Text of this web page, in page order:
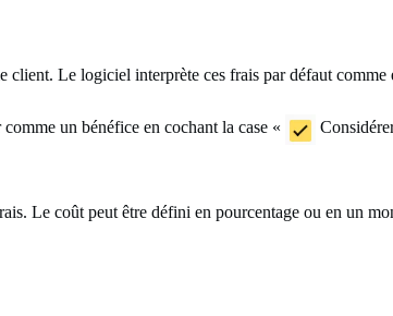
Le logiciel interprète ces frais par défaut comme
un bénéfice en cochant la case «
Le coût peut être défini en pourcentage ou en un